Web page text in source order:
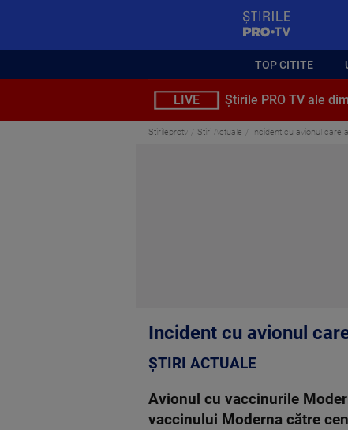
TOP CITITE
LIVE Știrile PRO TV ale
Stirileprotv Știri Actuale Incident cu avionul care
Incident cu avionul
ȘTIRI ACTUALE
Avionul cu vaccinurile
vaccinului Moderna către